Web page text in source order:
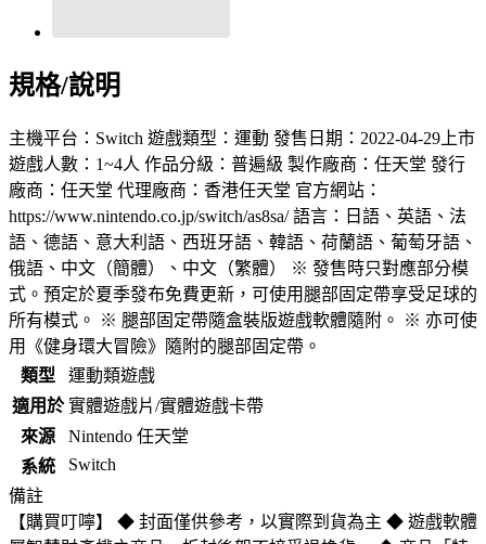
規格/說明
主機平台：Switch 遊戲類型：運動 發售日期：2022-04-29上市
遊戲人數：1~4人 作品分級：普遍級 製作廠商：任天堂 發行
廠商：任天堂 代理廠商：香港任天堂 官方網站：
https://www.nintendo.co.jp/switch/as8sa/ 語言：日語、英語、法
語、德語、意大利語、西班牙語、韓語、荷蘭語、葡萄牙語、
俄語、中文（簡體）、中文（繁體） ※ 發售時只對應部分模
式。預定於夏季發布免費更新，可使用腿部固定帶享受足球的
所有模式。 ※ 腿部固定帶隨盒裝版遊戲軟體隨附。 ※ 亦可使
用《健身環大冒險》隨附的腿部固定帶。
類型
運動類遊戲
適用於 實體遊戲片/實體遊戲卡帶
來源
Nintendo 任天堂
系統
Switch
備註
【購買叮嚀】 ◆ 封面僅供參考，以實際到貨為主 ◆ 遊戲軟體